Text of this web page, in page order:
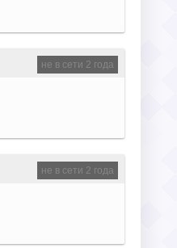
не в сети 2 года
не в сети 2 года